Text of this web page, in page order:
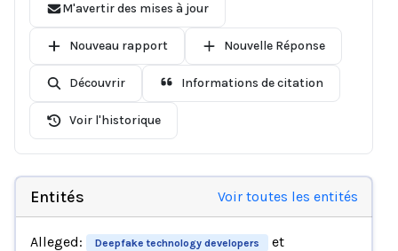
M'avertir des mises à jour
Nouveau rapport Nouvelle Réponse
Découvrir Informations de citation
Voir l'historique
Entités Voir toutes les entités
Alleged: Deepfake technology developers et